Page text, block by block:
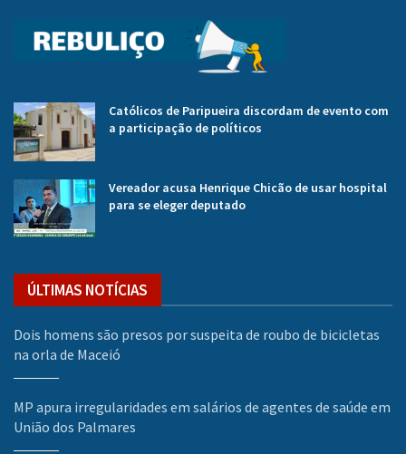
Católicos de Paripueira discordam de evento com
a participação de políticos
Vereador acusa Henrique Chicão de usar hospital
para se eleger deputado
ÚLTIMAS NOTÍCIAS
Dois homens são presos por suspeita de roubo de bicicletas
na orla de Maceió
MP apura irregularidades em salários de agentes de saúde em
União dos Palmares